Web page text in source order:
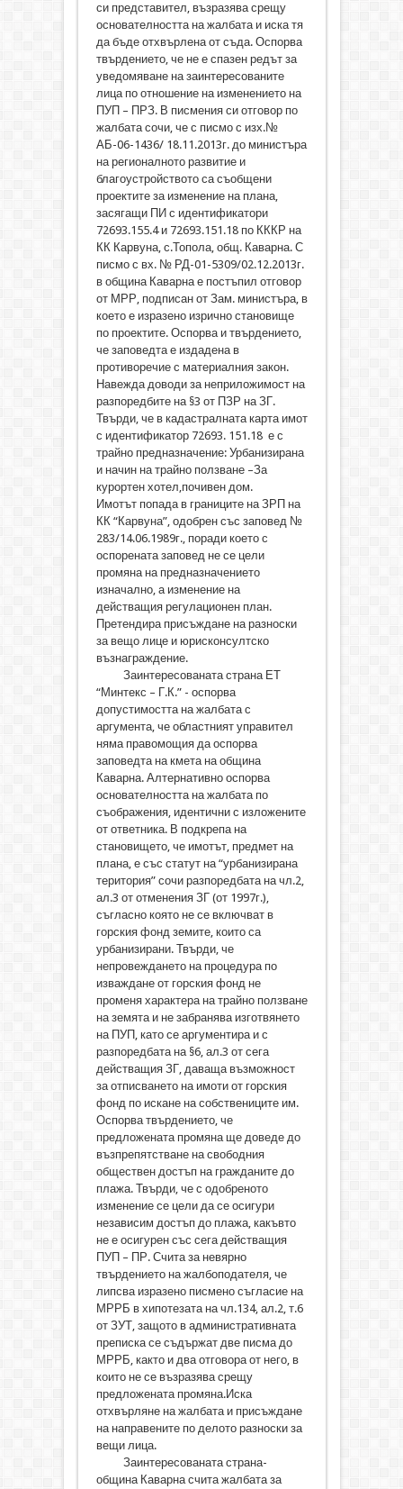
си представител, възразява срещу
основателността на жалбата и иска тя
да бъде отхвърлена от съда. Оспорва
твърдението, че не е спазен редът за
уведомяване на заинтересованите
лица по отношение на изменението на
ПУП – ПРЗ. В писмения си отговор по
жалбата сочи, че с писмо с изх.№
АБ-06-1436/ 18.11.2013г. до министъра
на регионалното развитие и
благоустройството са съобщени
проектите за изменение на плана,
засягащи ПИ с идентификатори
72693.155.4 и 72693.151.18 по КККР на
КК Карвуна, с.Топола, общ. Каварна. С
писмо с вх. № РД-01-5309/02.12.2013г.
в община Каварна е постъпил отговор
от МРР, подписан от Зам. министъра, в
което е изразено изрично становище
по проектите. Оспорва и твърдението,
че заповедта е издадена в
противоречие с материалния закон.
Навежда доводи за неприложимост на
разпоредбите на §3 от ПЗР на ЗГ.
Твърди, че в кадастралната карта имот
с идентификатор 72693. 151.18 е с
трайно предназначение: Урбанизирана
и начин на трайно ползване –За
курортен хотел,почивен дом.
Имотът попада в границите на ЗРП на
КК “Карвуна”, одобрен със заповед №
283/14.06.1989г., поради което с
оспорената заповед не се цели
промяна на предназначението
изначално, а изменение на
действащия регулационен план.
Претендира присъждане на разноски
за вещо лице и юрисконсултско
възнаграждение.
Заинтересованата страна ЕТ
“Минтекс – Г.К.” - оспорва
допустимостта на жалбата с
аргумента, че областният управител
няма правомощия да оспорва
заповедта на кмета на община
Каварна. Алтернативно оспорва
основателността на жалбата по
съображения, идентични с изложените
от ответника. В подкрепа на
становището, че имотът, предмет на
плана, е със статут на “урбанизирана
територия” сочи разпоредбата на чл.2,
ал.3 от отменения ЗГ (от 1997г.),
съгласно която не се включват в
горския фонд земите, които са
урбанизирани. Твърди, че
непровеждането на процедура по
изваждане от горския фонд не
променя характера на трайно ползване
на земята и не забранява изготвянето
на ПУП, като се аргументира и с
разпоредбата на §6, ал.3 от сега
действащия ЗГ, даваща възможност
за отписването на имоти от горския
фонд по искане на собствениците им.
Оспорва твърдението, че
предложената промяна ще доведе до
възпрепятстване на свободния
обществен достъп на гражданите до
плажа. Твърди, че с одобреното
изменение се цели да се осигури
независим достъп до плажа, какъвто
не е осигурен със сега действащия
ПУП – ПР. Счита за невярно
твърдението на жалбоподателя, че
липсва изразено писмено съгласие на
МРРБ в хипотезата на чл.134, ал.2, т.6
от ЗУТ, защото в административната
преписка се съдържат две писма до
МРРБ, както и два отговора от него, в
които не се възразява срещу
предложената промяна.Иска
отхвърляне на жалбата и присъждане
на направените по делото разноски за
вещи лица.
Заинтересованата страна-
община Каварна счита жалбата за